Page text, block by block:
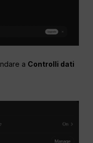
a Controlli dati